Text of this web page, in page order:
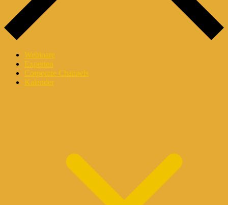
Webinare
Experten
Corporate Channels
Kalender